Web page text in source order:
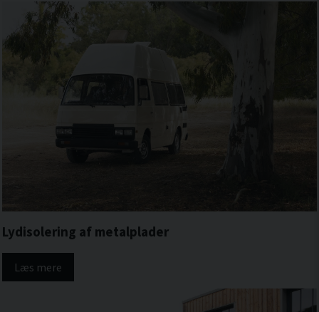
Lydisolering af metalplader
Læs mere